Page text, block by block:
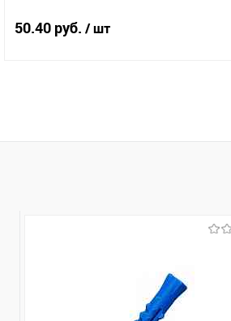
50.40 руб. / шт
Купить в 1 клик
Сравнение